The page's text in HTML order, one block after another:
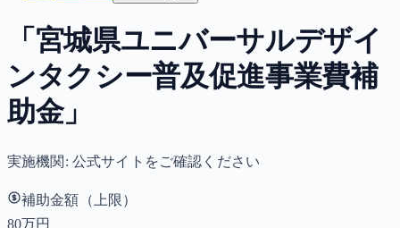
「宮城県ユニバーサルデザイ
ンタクシー普及促進事業費補
助金」
実施機関: 公式サイトをご確認ください
補助金額（上限）
80万円